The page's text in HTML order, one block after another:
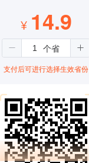
¥ 14.9
支付后可进行选择生效省份